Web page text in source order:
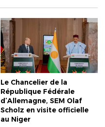
Le Chancelier de la
République Fédérale
d’Allemagne, SEM Olaf
Scholz en visite officielle
au Niger